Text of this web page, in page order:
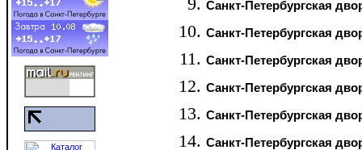
Санкт-Петербургская
Санкт-Петербургская
Санкт-Петербургская
Санкт-Петербургская
Санкт-Петербургская
Санкт-Петербургская